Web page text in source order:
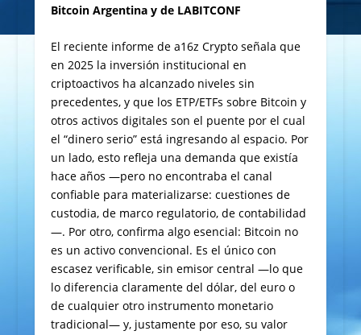
Bitcoin Argentina y de LABITCONF
El reciente informe de a16z Crypto señala que
en 2025 la inversión institucional en
criptoactivos ha alcanzado niveles sin
precedentes, y que los ETP/ETFs sobre Bitcoin y
otros activos digitales son el puente por el cual
el “dinero serio” está ingresando al espacio. Por
un lado, esto refleja una demanda que existía
hace años —pero no encontraba el canal
confiable para materializarse: cuestiones de
custodia, de marco regulatorio, de contabilidad
—. Por otro, confirma algo esencial: Bitcoin no
es un activo convencional. Es el único con
escasez verificable, sin emisor central —lo que
lo diferencia claramente del dólar, del euro o
de cualquier otro instrumento monetario
tradicional— y, justamente por eso, su valor